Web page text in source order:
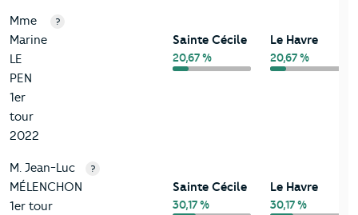
Mme
Marine
LE
PEN
1er
tour
2022
?
Sainte Cécile
20,67 %
Le Havre
20,67 %
M. Jean-Luc
MÉLENCHON
1er tour
?
Sainte Cécile
30,17 %
Le Havre
30,17 %